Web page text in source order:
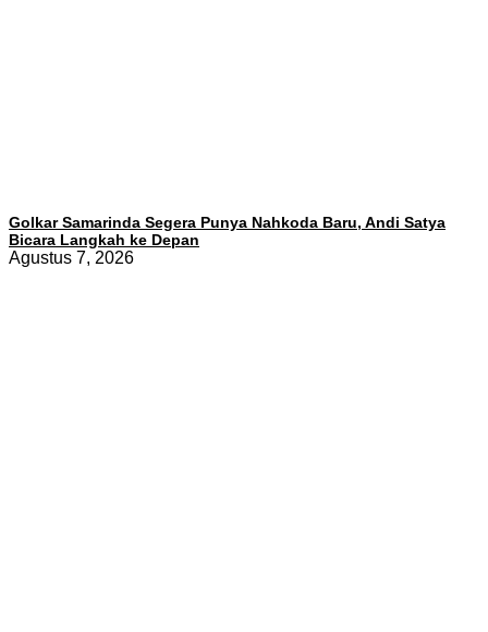
Golkar Samarinda Segera Punya Nahkoda Baru, Andi Satya
Bicara Langkah ke Depan
Agustus 7, 2026